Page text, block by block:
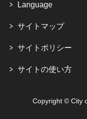
Language
サイトマップ
サイトポリシー
サイトの使い方
Copyright © City